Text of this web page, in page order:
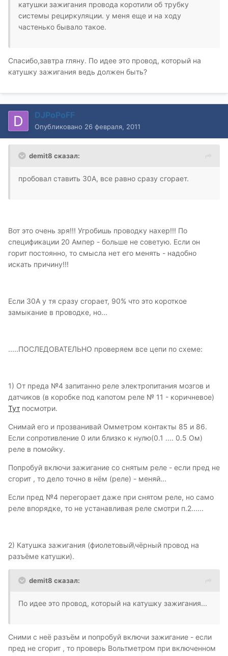
катушки зажигания провода коротили об трубку
системы рециркуляции. у меня еще и на ходу
частенько бывало такое.
Спасибо,завтра гляну. По идее это провод, который на
катушку зажигания ведь должен быть?
DJPoPoFF
Опубликовано 26 февраля, 2011
demit8 сказал:
пробовал ставить 30А, все равно сразу сгорает.
Вот это очень зря!!! Угробишь проводку нахер!!! По
спецификации 20 Ампер - больше не советую. Если он
горит постоянно, то смысла нет его менять - надобно
искать причину!!!
Если 30А у тя сразу сгорает, 90% что это короткое
замыкание в проводке, но...
.....ПОСЛЕДОВАТЕЛЬНО проверяем все цепи по схеме:
1) От преда №4 запитанно реле электропитания мозгов и
датчиков (в коробке под капотом реле № 11 - коричневое)
Тут посмотри.
Снимай его и прозванивай Омметром контакты 85 и 86.
Если сопротивление 0 или близко к нулю(0.1 .... 0.5 Ом)
реле в помойку.
Попробуй включи зажигание со снятым реле - если пред не
сгорит , то дело точно в нём (реле) - меняй...
Если пред №4 перегорает даже при снятом реле, но само
реле впорядке, то не устанавливая реле смотри п.2......
2) Катушка зажигания (фиолетовый\чёрный провод на
разъёме катушки).
demit8 сказал:
По идее это провод, который на катушку зажигания...
Сними с неё разъём и попробуй включи зажигание - если
пред не сгорит , то проверь Вольтметром при включенном